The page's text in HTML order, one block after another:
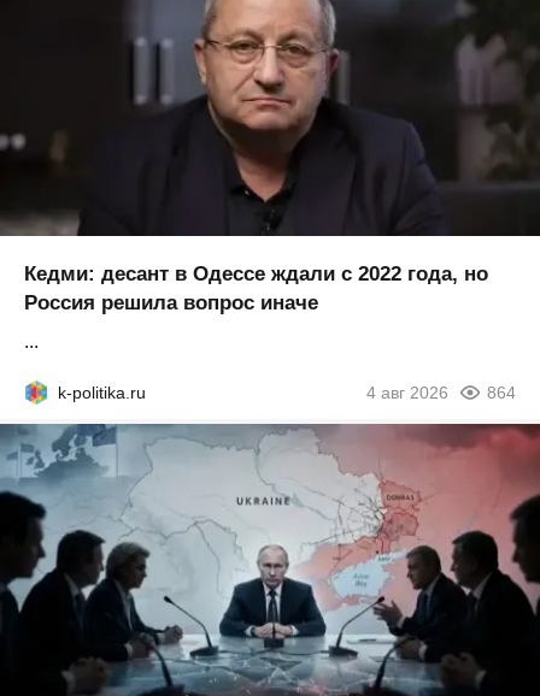
Кедми: десант в Одессе ждали с 2022 года, но
Россия решила вопрос иначе
...
k-politika.ru 4 авг 2026 864